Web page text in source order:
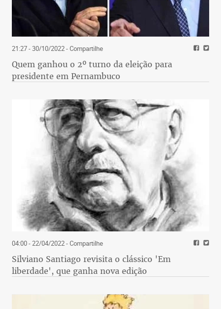
21:27 - 30/10/2022- Compartilhe
Quem ganhou o 2º turno da eleição para
presidente em Pernambuco
04:00 - 22/04/2022- Compartilhe
Silviano Santiago revisita o clássico 'Em
liberdade', que ganha nova edição